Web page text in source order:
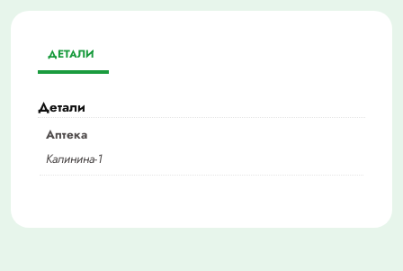
ДЕТАЛИ
Детали
Аптека
Калинина-1